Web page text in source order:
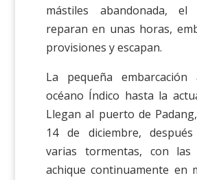
mástiles abandonada, el
reparan en unas horas,
provisiones y escapan.
La pequeña embarcación
océano Índico hasta la
Llegan al puerto de
14 de diciembre,
varias tormentas, con las
achique continuamente en